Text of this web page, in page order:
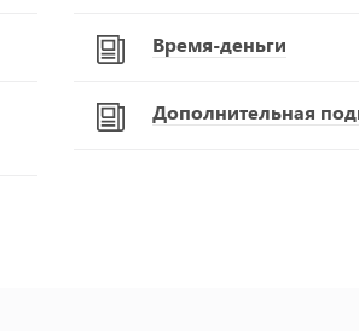
Время-деньги
Дополнительная